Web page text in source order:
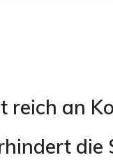
reich an